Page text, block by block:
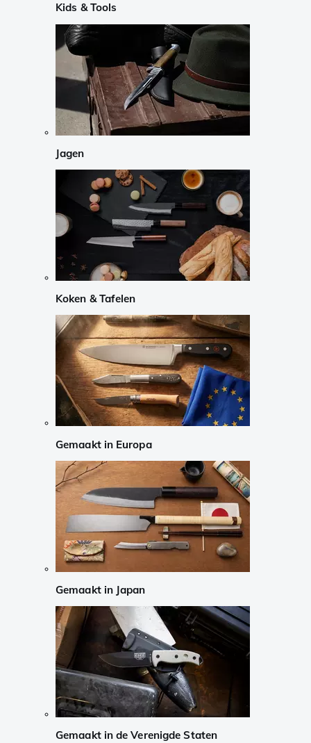
Kids & Tools
Jagen
Koken & Tafelen
Gemaakt in Europa
Gemaakt in Japan
Gemaakt in de Verenigde Staten